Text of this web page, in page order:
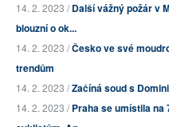
14. 2. 2023 /Další vážný požár v
blouzní o ok...
14. 2. 2023 /Česko ve své
trendům
14. 2. 2023 /Začíná soud s
14. 2. 2023 /Praha se umístila